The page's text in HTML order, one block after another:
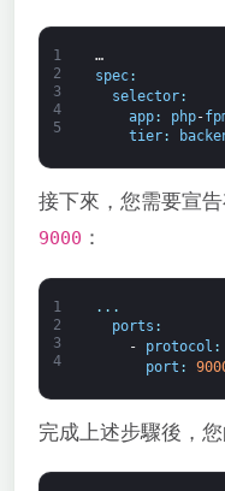
1
2
3
4
5
…
spec:
selector:
app: php-
tier:
接下來，您需要宣
9000 ：
1
2
3
4
. . .
ports :
-
protocol :
port :
完成上述步驟後，